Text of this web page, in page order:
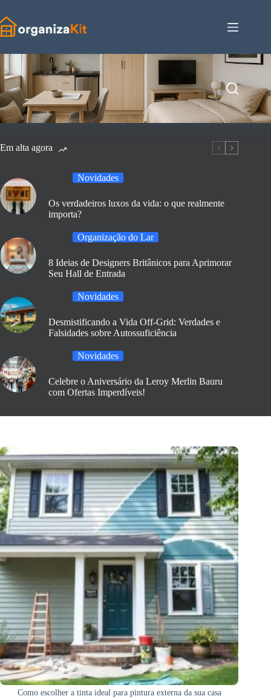
para
o
conteúdo
Em alta agora
Novidades
Os verdadeiros luxos da vida: o que realmente
importa?
Organização do Lar
8 Ideias de Designers Britânicos para Aprimorar
Seu Hall de Entrada
Novidades
Desmistificando a Vida Off-Grid: Verdades e
Falsidades sobre Autossuficiência
Novidades
Celebre o Aniversário da Leroy Merlin Bauru
com Ofertas Imperdíveis!
Como escolher a tinta ideal para pintura externa da sua casa